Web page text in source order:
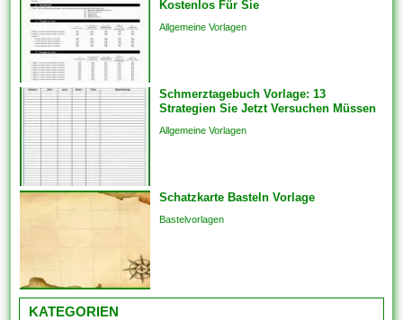
Kommunikation und
Engagements strukturieren,
um sicherzustellen, dass das
Endprodukt von hoher Qualität
ist. Sie bringen die Vorlagen
auch überspringen und
Analogien in...
Kostenlos Für Sie
Allgemeine Vorlagen
Schmerztagebuch Vorlage: 13
Strategien Sie Jetzt Versuchen Müssen
Allgemeine Vorlagen
Schatzkarte Basteln Vorlage
Bastelvorlagen
KATEGORIEN